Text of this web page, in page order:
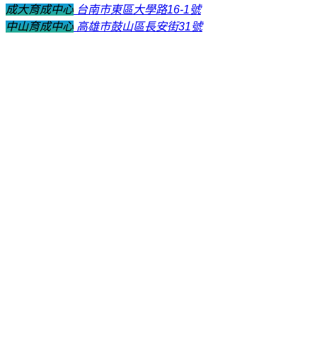
成大育成中心 台南市東區大學路16-1號
中山育成中心 高雄市鼓山區長安街31號